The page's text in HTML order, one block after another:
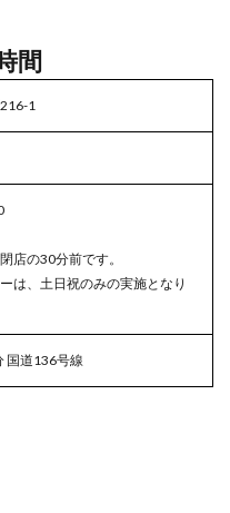
間
1
店の30分前です。
は、土日祝のみの実施となり
国道136号線